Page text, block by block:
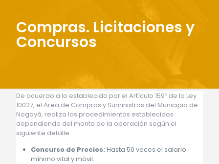
Compras. Licitaciones y
Concursos
De acuerdo a lo establecido por el Artículo 159º de la Ley
10027, el Área de Compras y Suministros del Municipio de
Nogoyá, realiza los procedimientos establecidos
dependiendo del monto de la operación según el
siguiente detalle:
Concurso de Precios: Hasta 50 veces el salario
mínimo vital y móvil.